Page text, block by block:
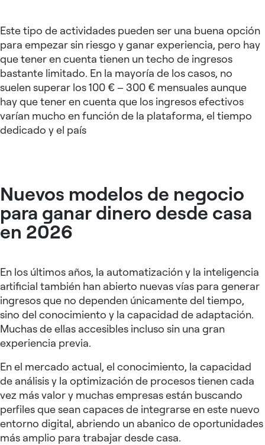
Este tipo de actividades pueden ser una buena opción
para empezar sin riesgo y ganar experiencia, pero hay
que tener en cuenta tienen un techo de ingresos
bastante limitado. En la mayoría de los casos, no
suelen superar los 100 € – 300 € mensuales aunque
hay que tener en cuenta que los ingresos efectivos
varían mucho en función de la plataforma, el tiempo
dedicado y el país
Nuevos modelos de negocio
para ganar dinero desde casa
en 2026
En los últimos años, la automatización y la inteligencia
artificial también han abierto nuevas vías para generar
ingresos que no dependen únicamente del tiempo,
sino del conocimiento y la capacidad de adaptación.
Muchas de ellas accesibles incluso sin una gran
experiencia previa.
En el mercado actual, el conocimiento, la capacidad
de análisis y la optimización de procesos tienen cada
vez más valor y muchas empresas están buscando
perfiles que sean capaces de integrarse en este nuevo
entorno digital, abriendo un abanico de oportunidades
más amplio para trabajar desde casa.